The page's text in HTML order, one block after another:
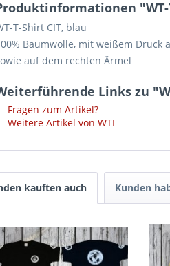
"WT-
T-Shirt CIT, blau
Baumwolle, mit weißem Druck
auf dem rechten Ärmel
Links zu
Fragen zum Artikel?
Weitere Artikel von WTI
kauften auch Kunden